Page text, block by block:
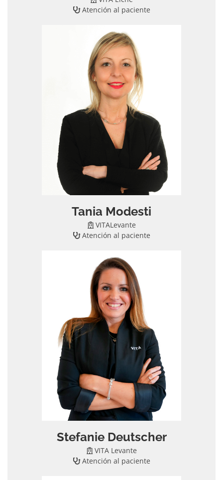
Atención al paciente
Tania Modesti
VITALevante
Atención al paciente
Stefanie Deutscher
VITA Levante
Atención al paciente